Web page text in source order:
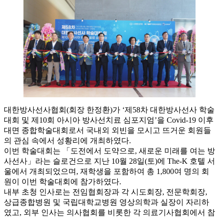
대한방사선사협회(회장 한정환)가 ‘제58차 대한방사선사 학술
대회 및 제10회 아시아 방사선치료 심포지엄’을 Covid-19 이후
대면 종합학술대회로서 국내외 외빈을 모시고 뜨거운 회원들
의 관심 속에서 성황리에 개최하였다.
이번 학술대회는 「도전에서 도약으로, 새로운 미래를 여는 방
사선사」라는 슬로건으로 지난 10월 28일(토)에 The-K 호텔 서
울에서 개최되었으며, 재학생을 포함하여 총 1,800여 명의 회
원이 이번 학술대회에 참가하였다.
내부 초청 인사로는 전임협회장과 각 시도회장, 전문학회장,
상급종합병원 및 국립대학교병원 영상의학과 실장이 자리하
였고, 외부 인사는 의사협회를 비롯한 각 의료기사협회에서 참